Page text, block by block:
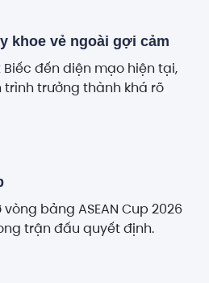
khoe vẻ ngoài gợi cảm
đến diện mạo hiện tại,
trưởng thành khá rõ
bảng ASEAN Cup 2026
trận đấu quyết định.